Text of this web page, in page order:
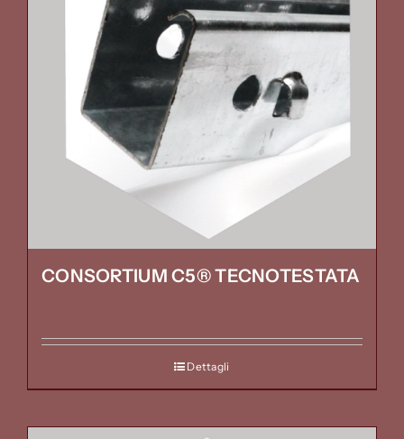
CONSORTIUM C5® TECNOTESTATA
Dettagli